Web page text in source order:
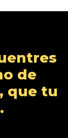
de
que tu